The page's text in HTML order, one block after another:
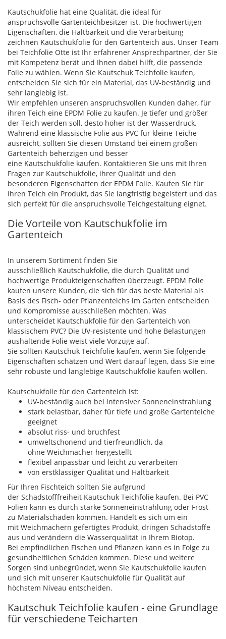
Kautschukfolie hat eine Qualität, die ideal für
anspruchsvolle Gartenteichbesitzer ist. Die hochwertigen
Eigenschaften, die Haltbarkeit und die Verarbeitung
zeichnen Kautschukfolie für den Gartenteich aus. Unser Team
bei Teichfolie Otte ist Ihr erfahrener Ansprechpartner, der Sie
mit Kompetenz berät und Ihnen dabei hilft, die passende
Folie zu wählen. Wenn Sie Kautschuk Teichfolie kaufen,
entscheiden Sie sich für ein Material, das UV-beständig und
sehr langlebig ist.
Wir empfehlen unseren anspruchsvollen Kunden daher, für
ihren Teich eine EPDM Folie zu kaufen. Je tiefer und größer
der Teich werden soll, desto höher ist der Wasserdruck.
Während eine klassische Folie aus PVC für kleine Teiche
ausreicht, sollten Sie diesen Umstand bei einem großen
Gartenteich beherzigen und besser
eine Kautschukfolie kaufen. Kontaktieren Sie uns mit Ihren
Fragen zur Kautschukfolie, ihrer Qualität und den
besonderen Eigenschaften der EPDM Folie. Kaufen Sie für
Ihren Teich ein Produkt, das Sie langfristig begeistert und das
sich perfekt für die anspruchsvolle Teichgestaltung eignet.
Die Vorteile von Kautschukfolie im
Gartenteich
In unserem Sortiment finden Sie
ausschließlich Kautschukfolie, die durch Qualität und
hochwertige Produkteigenschaften überzeugt. EPDM Folie
kaufen unsere Kunden, die sich für das beste Material als
Basis des Fisch- oder Pflanzenteichs im Garten entscheiden
und Kompromisse ausschließen möchten. Was
unterscheidet Kautschukfolie für den Gartenteich von
klassischem PVC? Die UV-resistente und hohe Belastungen
aushaltende Folie weist viele Vorzüge auf.
Sie sollten Kautschuk Teichfolie kaufen, wenn Sie folgende
Eigenschaften schätzen und Wert darauf legen, dass Sie eine
sehr robuste und langlebige Kautschukfolie kaufen wollen.
Kautschukfolie für den Gartenteich ist:
UV-beständig auch bei intensiver Sonneneinstrahlung
stark belastbar, daher für tiefe und große Gartenteiche
geeignet
absolut riss- und bruchfest
umweltschonend und tierfreundlich, da
ohne Weichmacher hergestellt
flexibel anpassbar und leicht zu verarbeiten
von erstklassiger Qualität und Haltbarkeit
Für Ihren Fischteich sollten Sie aufgrund
der Schadstofffreiheit Kautschuk Teichfolie kaufen. Bei PVC
Folien kann es durch starke Sonneneinstrahlung oder Frost
zu Materialschäden kommen. Handelt es sich um ein
mit Weichmachern gefertigtes Produkt, dringen Schadstoffe
aus und verändern die Wasserqualität in Ihrem Biotop.
Bei empfindlichen Fischen und Pflanzen kann es in Folge zu
gesundheitlichen Schäden kommen. Diese und weitere
Sorgen sind unbegründet, wenn Sie Kautschukfolie kaufen
und sich mit unserer Kautschukfolie für Qualität auf
höchstem Niveau entscheiden.
Kautschuk Teichfolie kaufen - eine Grundlage
für verschiedene Teicharten